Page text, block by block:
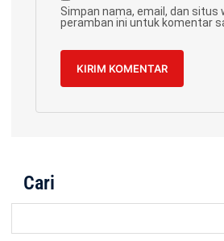
Simpan nama, email, dan situs
peramban ini untuk komentar
Cari